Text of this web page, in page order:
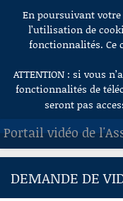
Aller au contenu
En poursuivant
l’utilisation de
fonctionnalités. Ce
ATTENTION : si vous
fonctionnalités de
seront pas
Portail vidéo de
ACCUEIL
DEMANDE DE